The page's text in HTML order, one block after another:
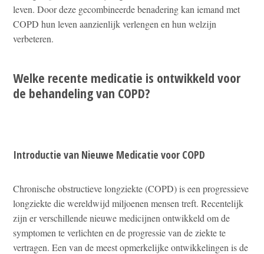
leven. Door deze gecombineerde benadering kan iemand met
COPD hun leven aanzienlijk verlengen en hun welzijn
verbeteren.
Welke recente medicatie is ontwikkeld voor
de behandeling van COPD?
Introductie van Nieuwe Medicatie voor COPD
Chronische obstructieve longziekte (COPD) is een progressieve
longziekte die wereldwijd miljoenen mensen treft. Recentelijk
zijn er verschillende nieuwe medicijnen ontwikkeld om de
symptomen te verlichten en de progressie van de ziekte te
vertragen. Een van de meest opmerkelijke ontwikkelingen is de